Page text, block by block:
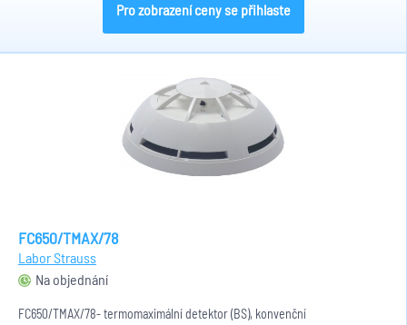
Pro zobrazení ceny se přihlaste
FC650/TMAX/78
Labor Strauss
Na objednání
FC650/TMAX/78- termomaximální detektor (BS), konvenční